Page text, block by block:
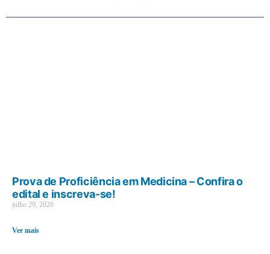
Prova de Proficiência em Medicina – Confira o
edital e inscreva-se!
julho 29, 2026
Ver mais